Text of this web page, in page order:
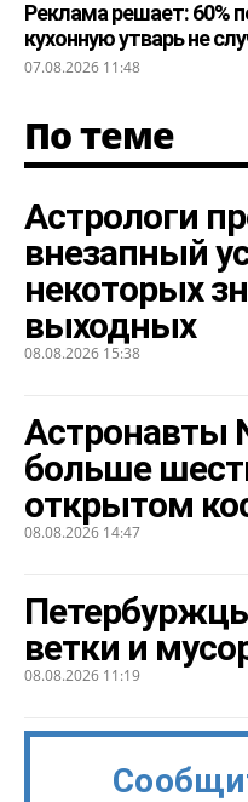
Реклама решает: 60%
кухонную утварь не
07.08.2026 11:48
По теме
Астрологи
внезапный
некоторых
выходных
08.08.2026 15:38
Астронавты
больше
открытом
08.08.2026 14:47
ветки и
08.08.2026 11:19